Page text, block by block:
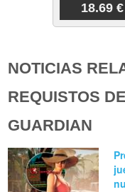
18.69 €
NOTICIAS
REQUISTOS
GUARDIAN